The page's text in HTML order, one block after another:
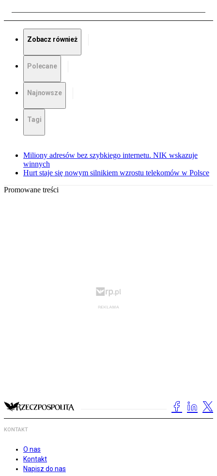
Zobacz również
Polecane
Najnowsze
Tagi
Miliony adresów bez szybkiego internetu. NIK wskazuje
winnych
Hurt staje się nowym silnikiem wzrostu telekomów w Polsce
Promowane treści
KONTAKT
O nas
Kontakt
Napisz do nas